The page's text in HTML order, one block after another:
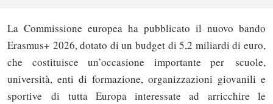
La Commissione europea ha pubblicato il nuovo bando
Erasmus+ 2026, dotato di un budget di 5,2 miliardi di euro,
che costituisce un’occasione importante per scuole,
università, enti di formazione, organizzazioni giovanili e
sportive di tutta Europa interessate ad arricchire le